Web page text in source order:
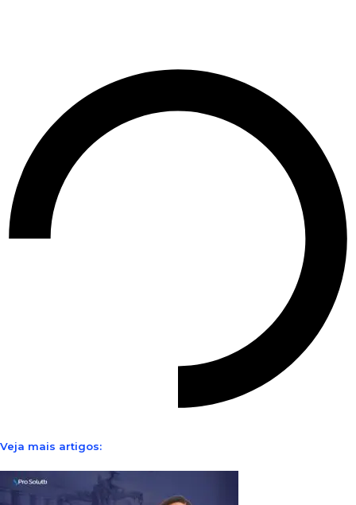
Veja mais artigos: